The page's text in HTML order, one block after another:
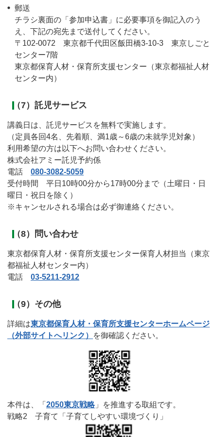
郵送
チラシ裏面の「参加申込書」に必要事項を御記入のう
え、下記の宛先まで送付してください。
〒102-0072 東京都千代田区飯田橋3-10-3 東京しごと
センター7階
東京都保育人材・保育所支援センター（東京都福祉人材
センター内）
（7）託児サービス
講義日は、託児サービスを無料で実施します。
（定員各回4名、先着順、満1歳～6歳の未就学児対象）
利用希望の方は以下へお問い合わせください。
株式会社アミー託児予約係
電話 080-3082-5059
受付時間 平日10時00分から17時00分まで（土曜日・日
曜日・祝日を除く）
※キャンセルされる場合は必ず御連絡ください。
（8）問い合わせ
東京都保育人材・保育所支援センター保育人材担当（東京
都福祉人材センター内）
電話 03-5211-2912
（9）その他
詳細は東京都保育人材・保育所支援センターホームページ
（外部サイトへリンク）
を御確認ください。
本件は、「 2050東京戦略」を推進する取組です。
戦略2 子育て「子育てしやすい環境づくり」